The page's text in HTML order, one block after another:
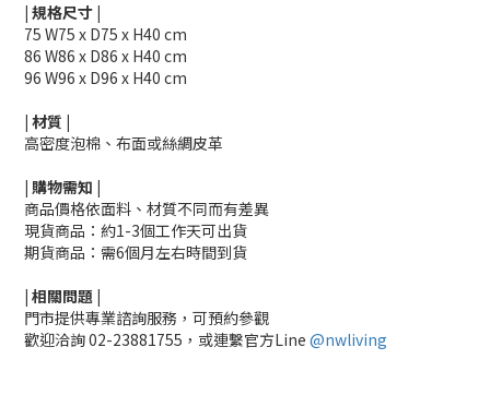
| 規格尺寸 |
75 W75 x D75 x H40 cm
86 W86 x D86 x H40 cm
96 W96 x D96 x H40 cm
| 材質 |
高密度泡棉、 布面或絲綢皮革
| 購物需知 |
商品價格依面料、材質不同而有差異
現貨商品：約1-3個工作天可出貨
期貨商品：需6個月左右時間到貨
| 相關問題 |
門市提供專業諮詢服務，可預約參觀
歡迎洽詢02-23881755， 或連繫官方Line @nwliving